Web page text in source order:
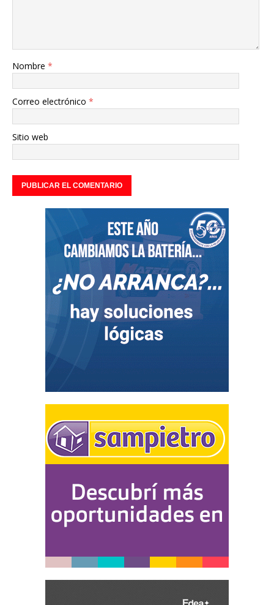
Nombre *
Correo electrónico *
Sitio web